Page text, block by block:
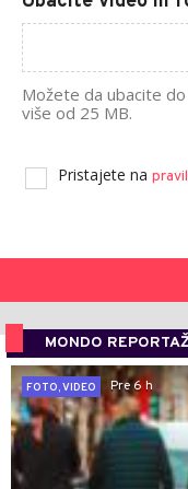
Možete da ubacite
više od 25 MB.
Pristajete na
MONDO
FOTO, VIDEO
Pre 6 h